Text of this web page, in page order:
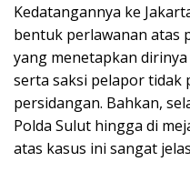
Kedatangannya ke
bentuk perlawanan atas
yang menetapkan
serta saksi pelapor tidak
persidangan. Bahkan,
Polda Sulut hingga di
atas kasus ini sangat